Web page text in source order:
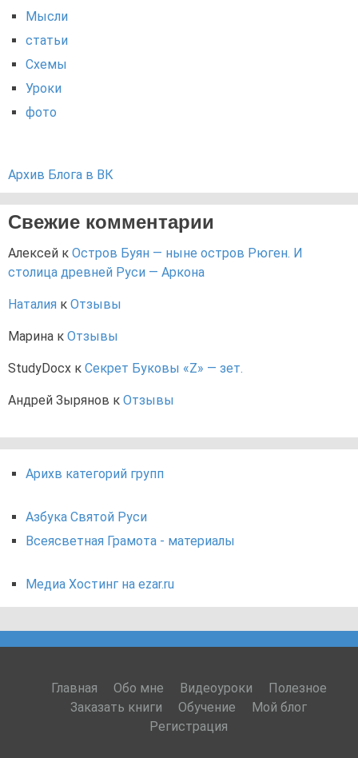
Мысли
статьи
Схемы
Уроки
фото
Архив Блога в ВК
Свежие комментарии
Алексей к Остров Буян — ныне остров Рюген. И
столица древней Руси — Аркона
Наталия к Отзывы
Марина к Отзывы
StudyDocx к Секрет Буковы «Z» — зет.
Андрей Зырянов к Отзывы
Арихв категорий групп
Азбука Святой Руси
Всеясветная Грамота - материалы
Медиа Хостинг на ezar.ru
Главная Обо мне Видеоуроки
Полезное
Заказать книги
Обучение
Мой блог
Регистрация